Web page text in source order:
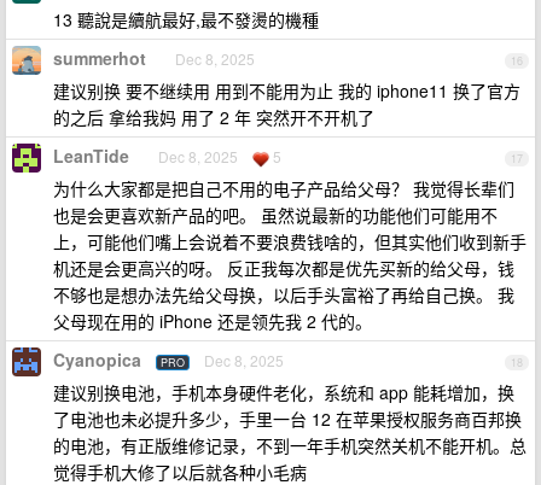
13 聽說是續航最好,最不發燙的機種
16
summerhot Dec 8, 2025
建议别换 要不继续用 用到不能用为止 我的 iphone11 换了官方
的之后 拿给我妈 用了 2 年 突然开不开机了
17
LeanTide Dec 8, 2025 5
为什么大家都是把自己不用的电子产品给父母？ 我觉得长辈们
也是会更喜欢新产品的吧。 虽然说最新的功能他们可能用不
上，可能他们嘴上会说着不要浪费钱啥的，但其实他们收到新手
机还是会更高兴的呀。 反正我每次都是优先买新的给父母，钱
不够也是想办法先给父母换，以后手头富裕了再给自己换。 我
父母现在用的 iPhone 还是领先我 2 代的。
18
Cyanopica PRO Dec 8, 2025
建议别换电池，手机本身硬件老化，系统和 app 能耗增加，换
了电池也未必提升多少，手里一台 12 在苹果授权服务商百邦换
的电池，有正版维修记录，不到一年手机突然关机不能开机。总
觉得手机大修了以后就各种小毛病